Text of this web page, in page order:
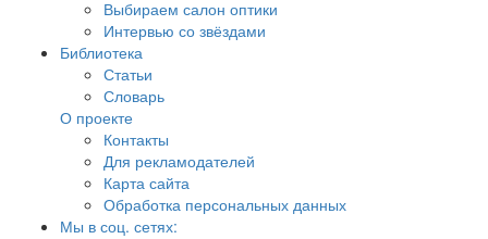
Выбираем салон оптики
Интервью со звёздами
Библиотека
Статьи
Словарь
О проекте
Контакты
Для рекламодателей
Карта сайта
Обработка персональных данных
Мы в соц. сетях: